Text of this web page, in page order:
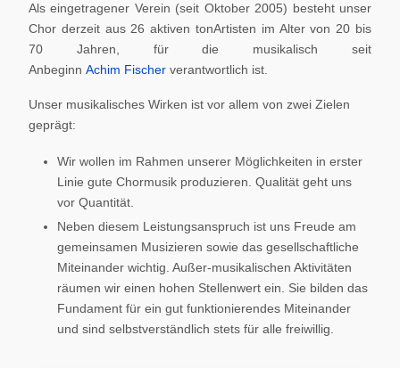
Als eingetragener Verein (seit Oktober 2005) besteht unser
Chor derzeit aus 26 aktiven tonArtisten im Alter von 20 bis
70 Jahren, für die musikalisch seit
Anbeginn Achim Fischer verantwortlich ist.
Unser musikalisches Wirken ist vor allem von zwei Zielen
geprägt:
Wir wollen im Rahmen unserer Möglichkeiten in erster
Linie gute Chormusik produzieren. Qualität geht uns
vor Quantität.
Neben diesem Leistungsanspruch ist uns Freude am
gemeinsamen Musizieren sowie das gesellschaftliche
Miteinander wichtig. Außer-musikalischen Aktivitäten
räumen wir einen hohen Stellenwert ein. Sie bilden das
Fundament für ein gut funktionierendes Miteinander
und sind selbstverständlich stets für alle freiwillig.